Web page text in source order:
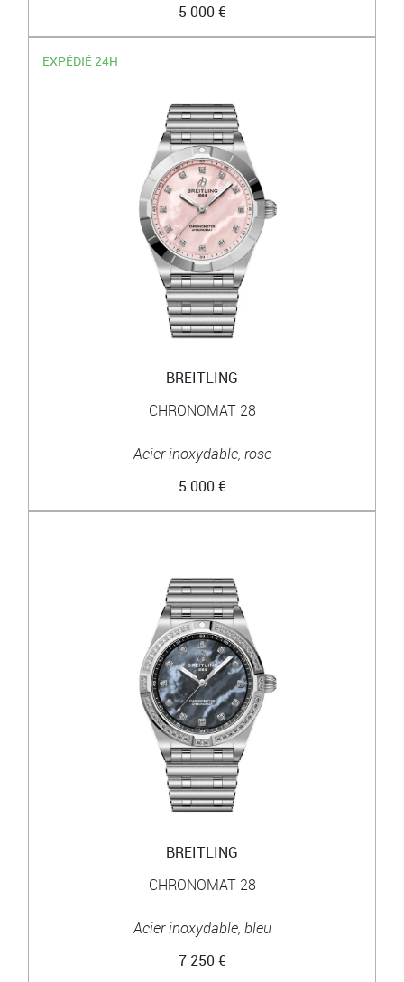
5 000 €
EXPÉDIÉ 24H
BREITLING
CHRONOMAT 28
Acier inoxydable, rose
5 000 €
BREITLING
CHRONOMAT 28
Acier inoxydable, bleu
7 250 €